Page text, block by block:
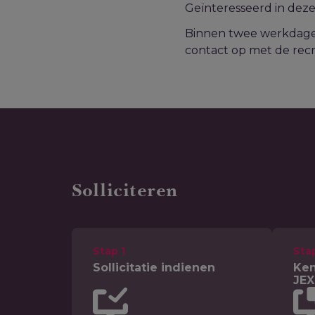
Geïnteresseerd in
Binnen twee
contact op met de
Solliciteren
Stap 1
Sollicitatie indienen
JEX